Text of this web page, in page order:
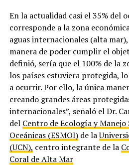
En la actualidad casi el 35% del
corresponde a la zona
aguas internacionales (alta
manera de poder cumplir el
definió, sería que el 100% de la
los países estuviera protegida, lo
a ocurrir. Por ello, la única
creando grandes áreas
internacionales”, señaló el Dr.
del Centro de Ecología y
Oceánicas (ESMOI)de la
(UCN), centro integrante de la
Coral de Alta Mar